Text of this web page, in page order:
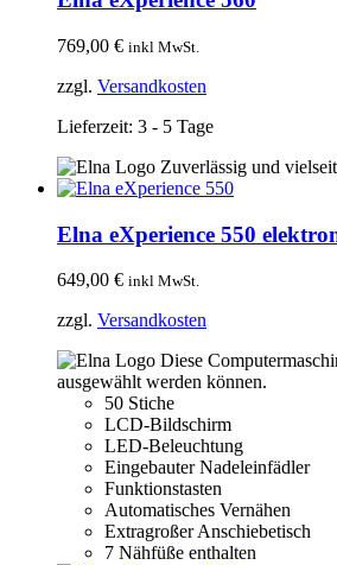
769,00 € inkl MwSt.
zzgl. Versandkosten
Lieferzeit: 3 - 5 Tage
Zuverlässig und
Elna eXperience 550
649,00 € inkl MwSt.
zzgl. Versandkosten
Diese
ausgewählt werden können.
50 Stiche
LCD-Bildschirm
LED-Beleuchtung
Eingebauter Nadeleinfädler
Funktionstasten
Automatisches Vernähen
Extragroßer Anschiebetisch
7 Nähfüße enthalten